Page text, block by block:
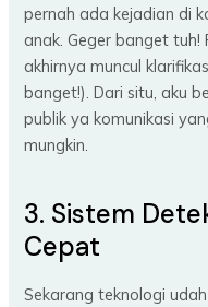
pernah ada kejadian di
anak. Geger banget
akhirnya muncul
banget!). Dari situ, aku
publik ya komunikasi
mungkin.
3. Sistem
Cepat
Sekarang teknologi